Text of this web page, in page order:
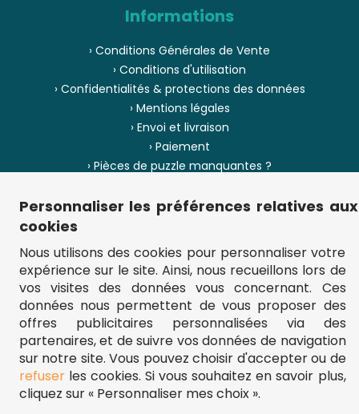
Informations
› Conditions Générales de Vente
› Conditions d'utilisation
› Confidentialités & protections des données
› Mentions légales
› Envoi et livraison
› Paiement
› Pièces de puzzle manquantes ?
** Frais d'envoi = 6,95 € (France) / gratuit à partir de 45 €.
fou-de-puzzle.com : le site référence pour acheter des puzzles de
qualité à bon prix.
© Fou-de-puzzle.com 2011 - 2026
Personnaliser les préférences relatives aux
cookies
Nous utilisons des cookies pour personnaliser votre
expérience sur le site. Ainsi, nous recueillons lors de
vos visites des données vous concernant. Ces
données nous permettent de vous proposer des
offres publicitaires personnalisées via des
partenaires, et de suivre vos données de navigation
sur notre site. Vous pouvez choisir d'accepter ou de
refuserles cookies. Si vous souhaitez en savoir plus,
cliquez sur « Personnaliser mes choix ».